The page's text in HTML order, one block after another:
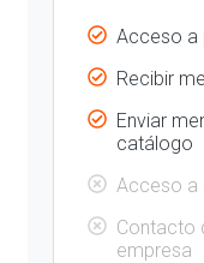
Acceso a
Recibir
Enviar
catálogo
Acceso a
Contacto
empresa